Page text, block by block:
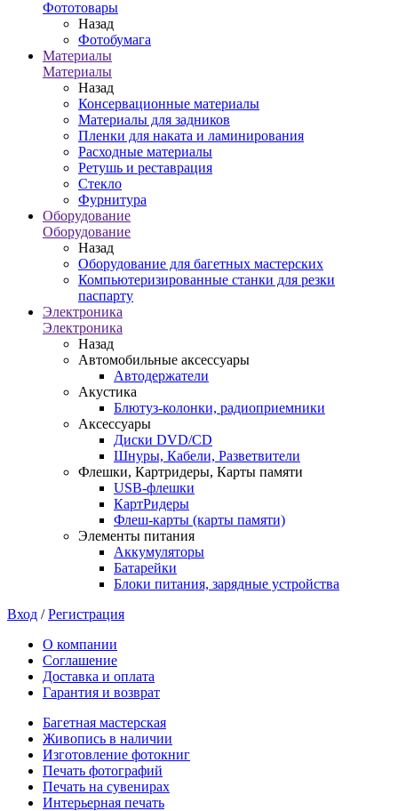
Фототовары
Назад
Фотобумага
Материалы
Материалы
Назад
Консервационные материалы
Материалы для задников
Пленки для наката и ламинирования
Расходные материалы
Ретушь и реставрация
Стекло
Фурнитура
Оборудование
Оборудование
Назад
Оборудование для багетных мастерских
Компьютеризированные станки для резки
паспарту
Электроника
Электроника
Назад
Автомобильные аксессуары
Автодержатели
Акустика
Блютуз-колонки, радиоприемники
Аксессуары
Диски DVD/CD
Шнуры, Кабели, Разветвители
Флешки, Картридеры, Карты памяти
USB-флешки
КартРидеры
Флеш-карты (карты памяти)
Элементы питания
Аккумуляторы
Батарейки
Блоки питания, зарядные устройства
Вход /Регистрация
О компании
Соглашение
Доставка и оплата
Гарантия и возврат
Багетная мастерская
Живопись в наличии
Изготовление фотокниг
Печать фотографий
Печать на сувенирах
Интерьерная печать